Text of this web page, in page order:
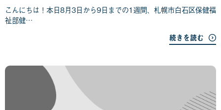
こんにちは！本日8月3日から9日までの1週間、札幌市白石区保健福
祉部健…
続きを読む
日